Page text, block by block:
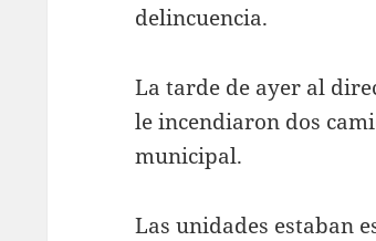
delincuencia.
La tarde de ayer al
le incendiaron dos
municipal.
Las unidades estaban